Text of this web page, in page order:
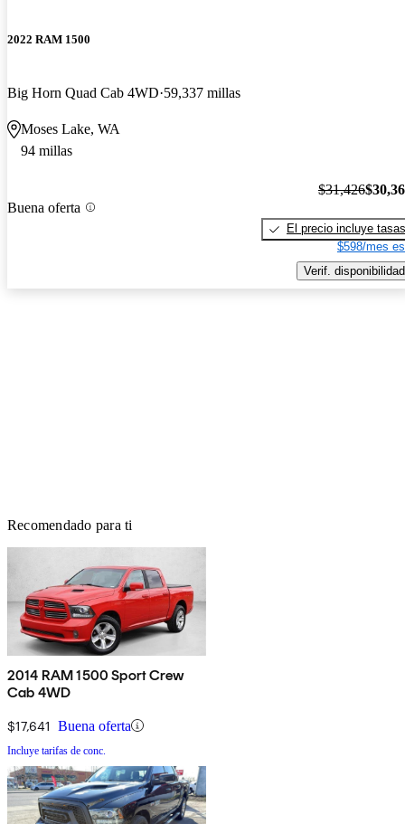
2022 RAM 1500
Big Horn Quad Cab 4WD 59,337 millas
Moses Lake, WA
94 millas
Buena oferta
$31,426
El precio incluye tasas
$598/mes
Verif. disponibilidad
Recomendado para ti
2014 RAM 1500 Sport Crew
Cab 4WD
$17,641 Buena oferta
Incluye tarifas de conc.